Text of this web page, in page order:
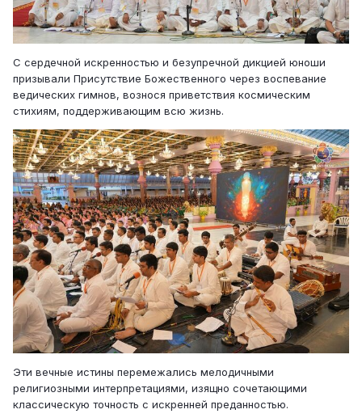
С сердечной искренностью и безупречной дикцией юноши
призывали Присутствие Божественного через воспевание
ведических гимнов, вознося приветствия космическим
стихиям, поддерживающим всю жизнь.
Эти вечные истины перемежались мелодичными
религиозными интерпретациями, изящно сочетающими
классическую точность с искренней преданностью.